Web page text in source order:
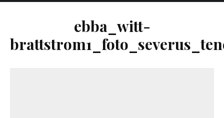
ebba_witt-